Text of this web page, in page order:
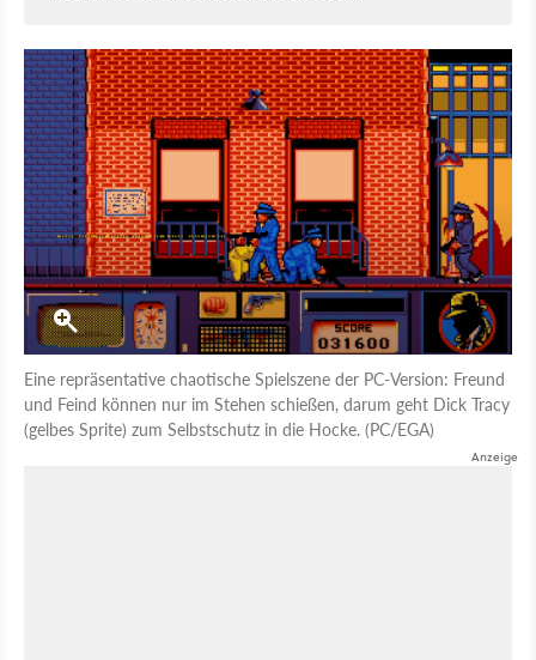
Eine repräsentative chaotische Spielszene der PC-Version: Freund
und Feind können nur im Stehen schießen, darum geht Dick Tracy
(gelbes Sprite) zum Selbstschutz in die Hocke. (PC/EGA)